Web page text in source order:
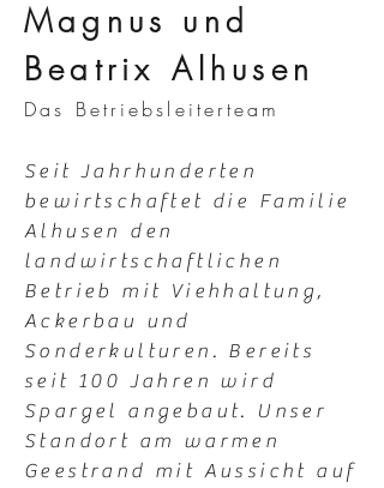
Magnus und
Beatrix Alhusen
Das Betriebsleiterteam
Seit Jahrhunderten
bewirtschaftet die Familie
Alhusen den
landwirtschaftlichen
Betrieb mit Viehhaltung,
Ackerbau und
Sonderkulturen. Bereits
seit 100 Jahren wird
Spargel angebaut. Unser
Standort am warmen
Geestrand mit Aussicht auf